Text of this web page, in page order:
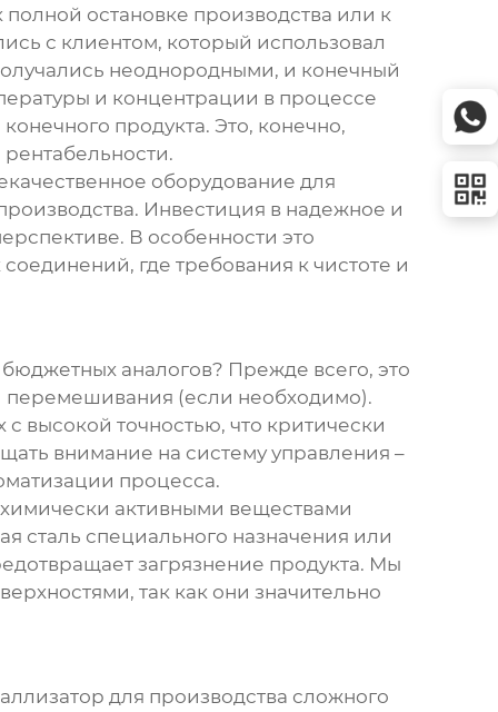
остановке производства или к
с клиентом, который использовал
неоднородными, и конечный
и концентрации в процессе
продукта. Это, конечно,
оборудование для
Инвестиция в надежное и
В особенности это
где требования к чистоте и
аналогов? Прежде всего, это
перемешивания (если необходимо).
высокой точностью, что критически
внимание на систему управления –
процесса.
активными веществами
сталь специального назначения или
загрязнение продукта. Мы
так как они значительно
для производства сложного